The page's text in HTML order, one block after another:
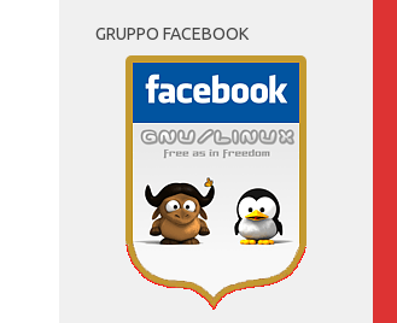
GRUPPO FACEBOOK